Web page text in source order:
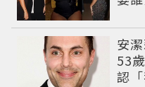
安
53
認「